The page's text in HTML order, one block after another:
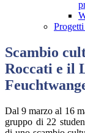
Scambio
Roccati e il
Dal 9 marzo al 16
gruppo di 22